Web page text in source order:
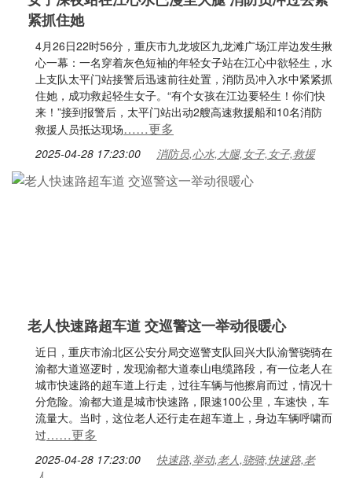
紧抓住她
4月26日22时56分，重庆市九龙坡区九龙滩广场江岸边发生揪
心一幕：一名穿着灰色短袖的年轻女子站在江心中欲轻生，水
上支队太平门站接警后迅速前往处置，消防员冲入水中紧紧抓
住她，成功救起轻生女子。“有个女孩在江边要轻生！你们快
来！”接到报警后，太平门站出动2艘高速救援船和10名消防
救援人员抵达现场……更多
2025-04-28 17:23:00 消防员,心水,大腿,女子,女子,救援
老人快速路超车道 交巡警这一举动很暖心
近日，重庆市渝北区公安分局交巡警支队回兴大队渝警骁骑在
渝都大道巡逻时，发现渝都大道泰山电缆路段，有一位老人在
城市快速路的超车道上行走，过往车辆与他擦肩而过，情况十
分危险。渝都大道是城市快速路，限速100公里，车速快，车
流量大。当时，这位老人还行走在超车道上，身边车辆呼啸而
过……更多
2025-04-28 17:23:00
快速路,举动,老人,骁骑,快速路,老